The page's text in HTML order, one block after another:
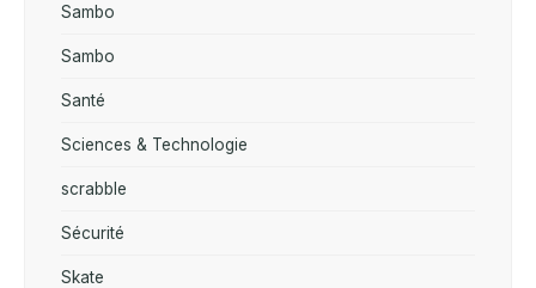
Sambo
Sambo
Santé
Sciences & Technologie
scrabble
Sécurité
Skate